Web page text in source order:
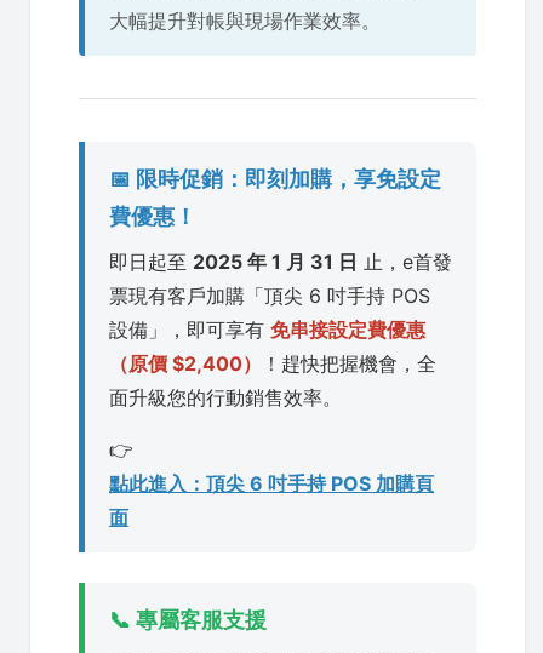
大幅提升對帳與現場作業效率。
📅 限時促銷：即刻加購，享免設定
費優惠！
即日起至 2025 年 1 月 31 日 止，e首發
票現有客戶加購「頂尖 6 吋手持 POS
設備」，即可享有 免串接設定費優惠
（原價 $2,400）
！趕快把握機會，全
面升級您的行動銷售效率。
👉
點此進入：頂尖 6 吋手持 POS 加購頁
面
📞 專屬客服支援